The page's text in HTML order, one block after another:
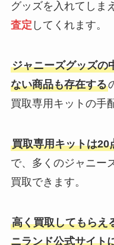
グッズを入れてしま
査定 してくれます。
ジャニーズグッズの
ない商品も存在する
買取専用キットの手
買取専用キットは20
で、多くのジャニー
買取できます。
高く買取してもらえ
ニランド公式サイト